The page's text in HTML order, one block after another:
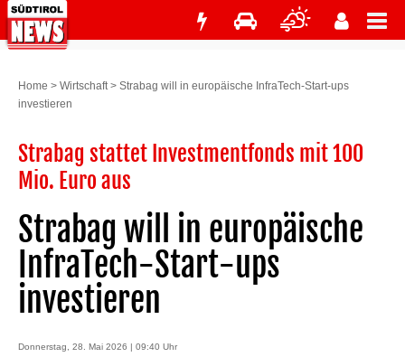
Home > Wirtschaft> Strabag will in europäische InfraTech-Start-ups
investieren
Strabag stattet Investmentfonds mit 100
Mio. Euro aus
Strabag will in europäische
InfraTech-Start-ups
investieren
Donnerstag, 28. Mai 2026 | 09:40 Uhr